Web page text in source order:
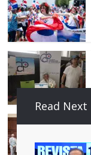
Read Next